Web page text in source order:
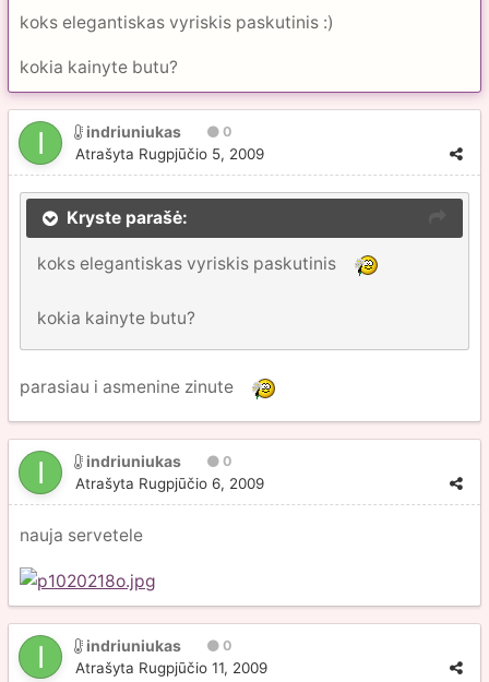
koks elegantiskas vyriskis paskutinis :)
kokia kainyte butu?
indriuniukas 0
Atrašyta Rugpjūčio 5, 2009
Kryste parašė:
koks elegantiskas vyriskis paskutinis
kokia kainyte butu?
parasiau i asmenine zinute
indriuniukas 0
Atrašyta Rugpjūčio 6, 2009
nauja servetele
indriuniukas 0
Atrašyta Rugpjūčio 11, 2009